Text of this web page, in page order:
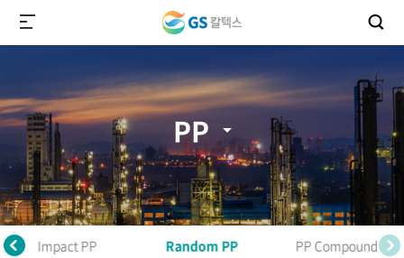
PP
Impact PP Random PP PP Compound